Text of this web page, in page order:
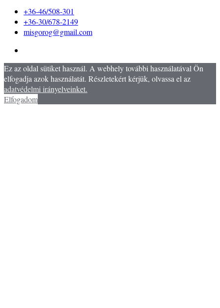
+36-46/508-301
+36-30/678-2149
misgorog@gmail.com
Ez az oldal sütiket használ. A webhely további használatával Ön
elfogadja azok használatát. Részletekért kérjük, olvassa el az
adatvédelmi irányelveinket.
Elfogadom